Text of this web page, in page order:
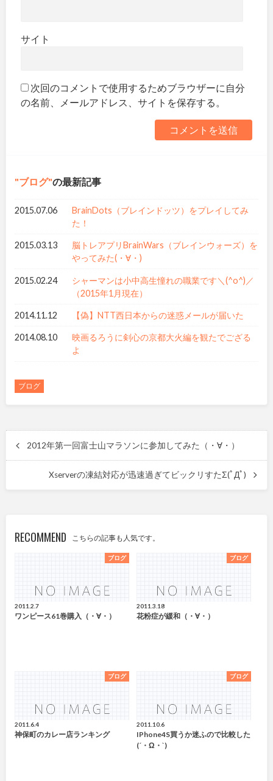
サイト
次回のコメントで使用するためブラウザーに自分
の名前、メールアドレス、サイトを保存する。
ブログ の最新記事
2015.07.06
BrainDots（ブレインドッツ）をプレイしてみ
た！
2015.03.13
脳トレアプリBrainWars（ブレインウォーズ）を
やってみた(・∀・)
2015.02.24
シャーマンは小中高生憧れの職業です＼(^o^)／
（2015年1月現在）
2014.11.12 【偽】NTT西日本からの迷惑メールが届いた
2014.08.10
映画るろうに剣心の京都大火編を観たでござる
よ
ブログ
2012年第一回富士山マラソンに参加してみた（・∀・）
Xserverの凍結対応が迅速過ぎてビックリすたΣ(ﾟДﾟ)
RECOMMEND こちらの記事も人気です。
ブログ
2011.2.7
ワンピース61巻購入（・∀・）
ブログ
2011.3.18
花粉症が緩和（・∀・）
ブログ
2011.6.4
神保町のカレー店ランキング
ブログ
2011.10.6
IPhone4S買うか迷ふので比較した
(´・ω・`)